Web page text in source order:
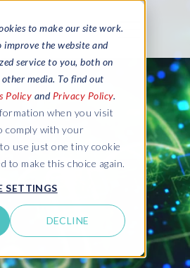
to make our site work.
improve the website and
service to you, both on
media. To find out
Policy and Privacy Policy.
when you visit
comply with your
use just one tiny cookie
to make this choice again.
SETTINGS
DECLINE